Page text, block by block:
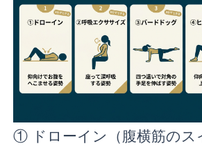
① ドローイン（腹横筋のス